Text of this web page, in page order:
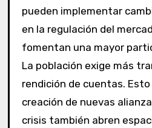
pueden implementar
en la regulación del
fomentan una mayor
La población exige más
rendición de cuentas.
creación de nuevas
crisis también abren